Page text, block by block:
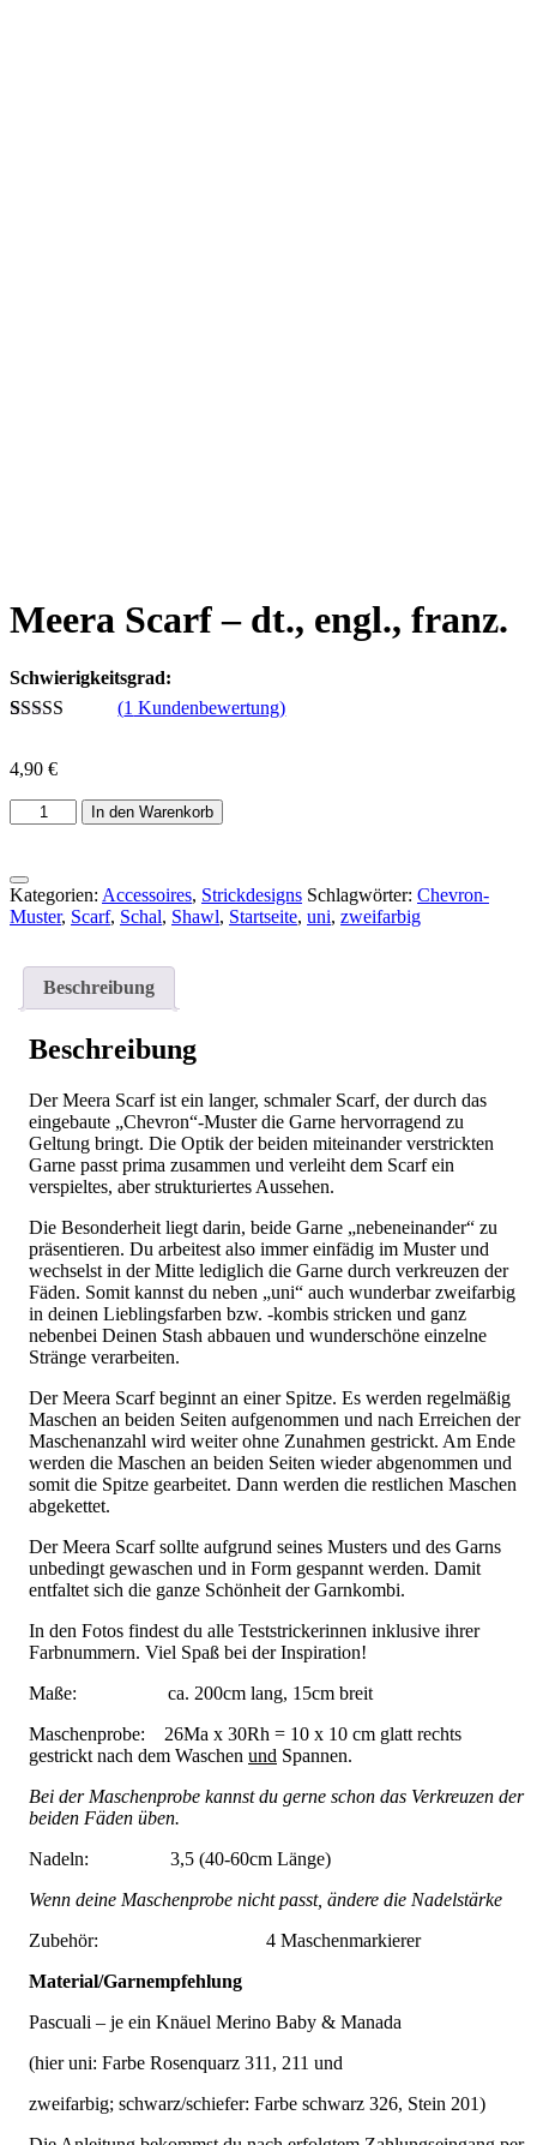
Meera Scarf – dt., engl., franz.
Schwierigkeitsgrad:
basierend auf
Kundenbewertung
(1 Kundenbewertung)
4,90 €
In den Warenkorb
Kategorien: Accessoires, Strickdesigns Schlagwörter: Chevron-
Muster, Scarf, Schal, Shawl, Startseite, uni, zweifarbig
Beschreibung
Beschreibung
Der Meera Scarf ist ein langer, schmaler Scarf, der durch das
eingebaute „Chevron“-Muster die Garne hervorragend zu
Geltung bringt. Die Optik der beiden miteinander verstrickten
Garne passt prima zusammen und verleiht dem Scarf ein
verspieltes, aber strukturiertes Aussehen.
Die Besonderheit liegt darin, beide Garne „nebeneinander“ zu
präsentieren. Du arbeitest also immer einfädig im Muster und
wechselst in der Mitte lediglich die Garne durch verkreuzen der
Fäden. Somit kannst du neben „uni“ auch wunderbar zweifarbig
in deinen Lieblingsfarben bzw. -kombis stricken und ganz
nebenbei Deinen Stash abbauen und wunderschöne einzelne
Stränge verarbeiten.
Der Meera Scarf beginnt an einer Spitze. Es werden regelmäßig
Maschen an beiden Seiten aufgenommen und nach Erreichen der
Maschenanzahl wird weiter ohne Zunahmen gestrickt. Am Ende
werden die Maschen an beiden Seiten wieder abgenommen und
somit die Spitze gearbeitet. Dann werden die restlichen Maschen
abgekettet.
Der Meera Scarf sollte aufgrund seines Musters und des Garns
unbedingt gewaschen und in Form gespannt werden. Damit
entfaltet sich die ganze Schönheit der Garnkombi.
In den Fotos findest du alle Teststrickerinnen inklusive ihrer
Farbnummern. Viel Spaß bei der Inspiration!
Maße: ca. 200cm lang, 15cm breit
Maschenprobe: 26Ma x 30Rh = 10 x 10 cm glatt rechts
gestrickt nach dem Waschen und Spannen.
Bei der Maschenprobe kannst du gerne schon das Verkreuzen der
beiden Fäden üben.
Nadeln: 3,5 (40-60cm Länge)
Wenn deine Maschenprobe nicht passt, ändere die Nadelstärke
Zubehör: 4 Maschenmarkierer
Material/Garnempfehlung
Pascuali – je ein Knäuel Merino Baby & Manada
(hier uni: Farbe Rosenquarz 311, 211 und
zweifarbig; schwarz/schiefer: Farbe schwarz 326, Stein 201)